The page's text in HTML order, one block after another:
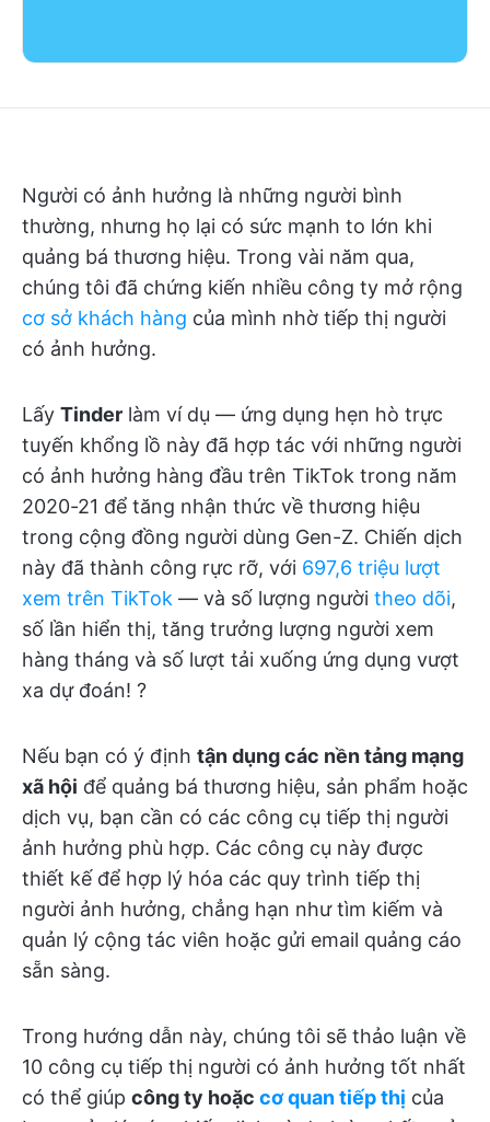
Người có ảnh hưởng là những người bình
thường, nhưng họ lại có sức mạnh to lớn khi
quảng bá thương hiệu. Trong vài năm qua,
chúng tôi đã chứng kiến nhiều công ty mở rộng
cơ sở khách hàng của mình nhờ tiếp thị người
có ảnh hưởng.
Lấy Tinder làm ví dụ — ứng dụng hẹn hò trực
tuyến khổng lồ này đã hợp tác với những người
có ảnh hưởng hàng đầu trên TikTok trong năm
2020-21 để tăng nhận thức về thương hiệu
trong cộng đồng người dùng Gen-Z. Chiến dịch
này đã thành công rực rỡ, với 697,6 triệu lượt
xem trên TikTok — và số lượng người theo dõi,
số lần hiển thị, tăng trưởng lượng người xem
hàng tháng và số lượt tải xuống ứng dụng vượt
xa dự đoán! ?
Nếu bạn có ý định tận dụng các nền tảng mạng
xã hội để quảng bá thương hiệu, sản phẩm hoặc
dịch vụ, bạn cần có các công cụ tiếp thị người
ảnh hưởng phù hợp. Các công cụ này được
thiết kế để hợp lý hóa các quy trình tiếp thị
người ảnh hưởng, chẳng hạn như tìm kiếm và
quản lý cộng tác viên hoặc gửi email quảng cáo
sẵn sàng.
Trong hướng dẫn này, chúng tôi sẽ thảo luận về
10 công cụ tiếp thị người có ảnh hưởng tốt nhất
có thể giúp công ty hoặc cơ quan tiếp thị của